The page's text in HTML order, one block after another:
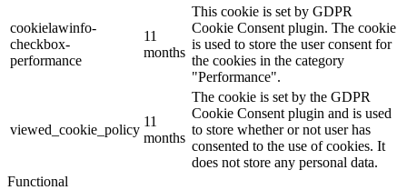
cookielawinfo-
checkbox-
performance
11
months
This cookie is set by GDPR
Cookie Consent plugin. The cookie
is used to store the user consent for
the cookies in the category
"Performance".
viewed_cookie_policy
11
months
The cookie is set by the GDPR
Cookie Consent plugin and is used
to store whether or not user has
consented to the use of cookies. It
does not store any personal data.
Functional